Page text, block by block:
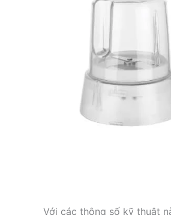
Với các thông số kỹ thuật